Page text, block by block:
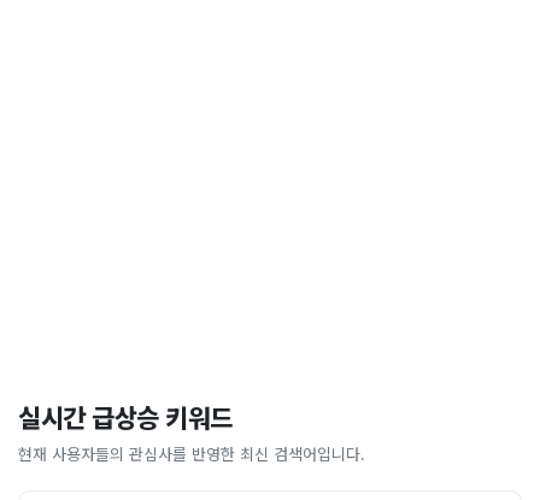
실시간 급상승 키워드
현재 사용자들의 관심사를 반영한 최신 검색어입니다.